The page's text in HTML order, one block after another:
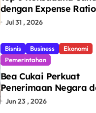
dengan Expense Ratio
Terendah
Jul 31 , 2026
Bisnis Business
Ekonomi
Pemerintahan
Bea Cukai Perkuat
Penerimaan Negara
Pengawasan, Setor
Jun 23 , 2026